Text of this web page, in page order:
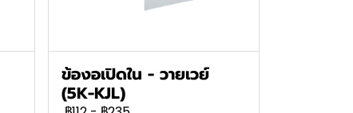
ข้องอเปิดใน - วายเวย์
(5K-KJL)